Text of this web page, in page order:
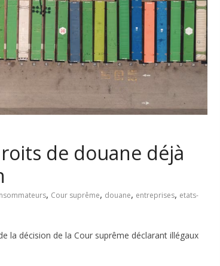
de douane déjà
, Cour suprême, douane, entreprises, etats-
la décision de la Cour suprême déclarant illégaux